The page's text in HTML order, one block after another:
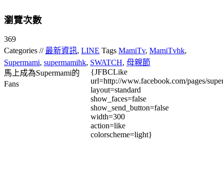
瀏覽次數
369
Categories // 最新資訊, LINE Tags MamiTv, MamiTvhk,
Supermami, supermamihk, SWATCH, 母親節
馬上成為Supermami的
Fans
{JFBCLike
url=http://www.facebook.com/pages/
layout=standard
show_faces=false
show_send_button=false
width=300
action=like
colorscheme=light}